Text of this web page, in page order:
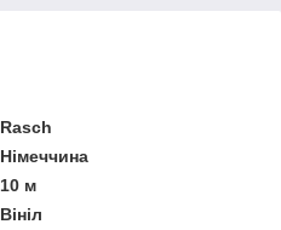
Rasch
Німеччина
10 м
Вініл